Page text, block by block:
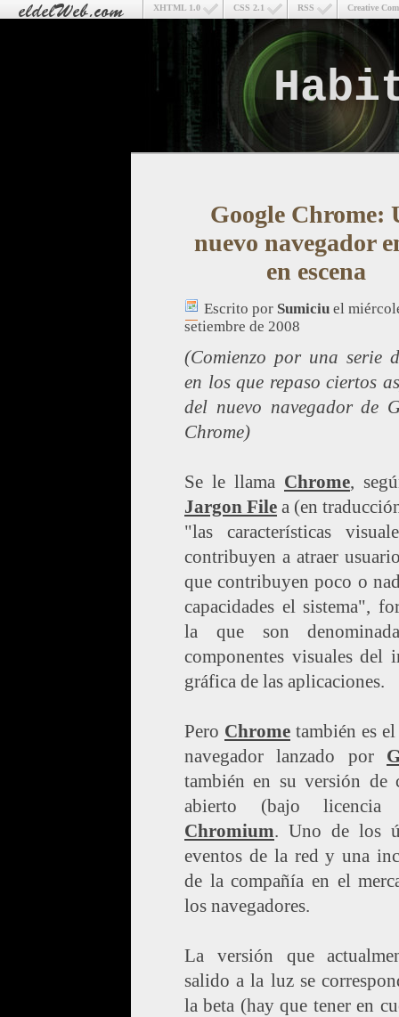
Creative
RSS
CSS 2.1
XHTML 1.0
Google Chrome:
nuevo navegador
en escena
Escrito por Sumiciu el
setiembre de 2008
(Comienzo por una serie
en los que repaso ciertos
del nuevo navegador de
Chrome)
Se le llama Chrome,
Jargon File a (en
"las características
contribuyen a atraer
que contribuyen poco o
capacidades el sistema",
la que son
componentes visuales del
gráfica de las aplicaciones.
Pero Chrome también es
navegador lanzado por
también en su versión de
abierto (bajo licencia
Chromium. Uno de los
eventos de la red y una
de la compañía en el
los navegadores.
La versión que
salido a la luz se
la beta (hay que tener en